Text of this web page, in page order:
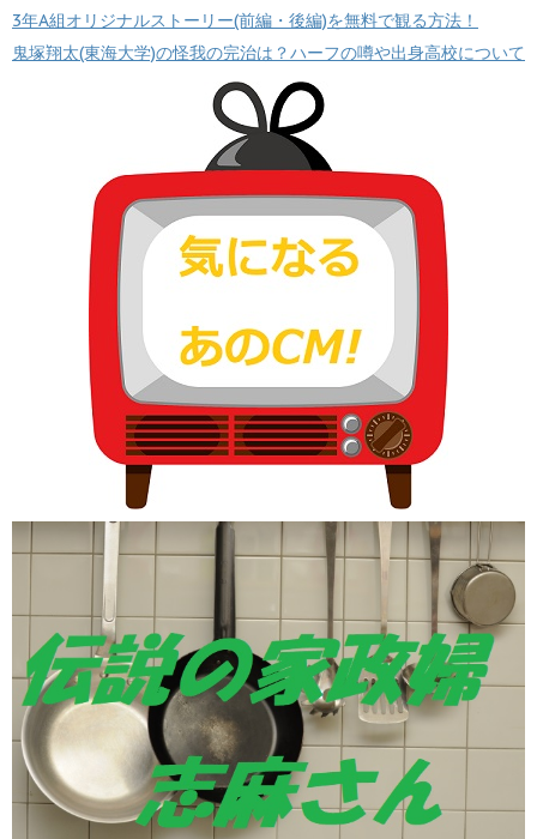
3年A組オリジナルストーリー(前編・後編)を無料で観る方法！
鬼塚翔太(東海大学)の怪我の完治は？ハーフの噂や出身高校について